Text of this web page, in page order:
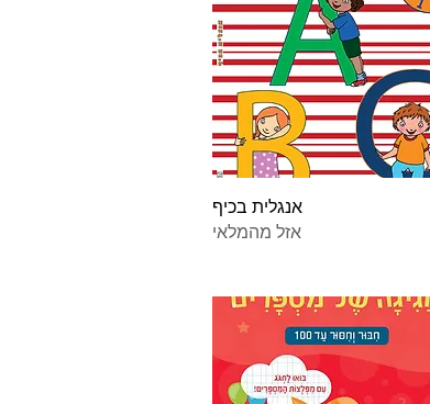
תצוגה מהירהאנגלית בכיף
אזל מהמלאי